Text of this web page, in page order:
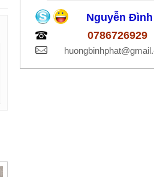
Nguyễn Đình
0786726929